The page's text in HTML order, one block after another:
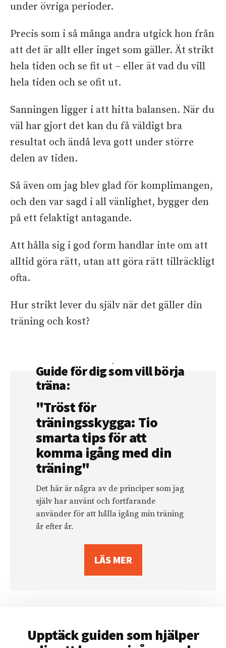
under övriga perioder.
Precis som i så många andra utgick hon från
att det är allt eller inget som gäller. Ät strikt
hela tiden och se fit ut – eller ät vad du vill
hela tiden och se ofit ut.
Sanningen ligger i att hitta balansen. När du
väl har gjort det kan du få väldigt bra
resultat och ändå leva gott under större
delen av tiden.
Så även om jag blev glad för komplimangen,
och den var sagd i all vänlighet, bygger den
på ett felaktigt antagande.
Att hålla sig i god form handlar inte om att
alltid göra rätt, utan att göra rätt tillräckligt
ofta.
Hur strikt lever du själv när det gäller din
träning och kost?
Guide för dig som vill börja
träna:
"Tröst för
träningsskygga: Tio
smarta tips för att
komma igång med din
träning"
Det här är några av de principer som jag
själv har använt och fortfarande
använder för att hålla igång min träning
år efter år.
LÄS MER
Upptäck guiden som hjälper